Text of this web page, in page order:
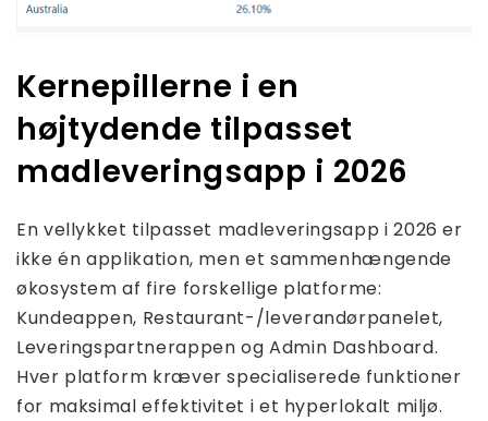
Kernepillerne i en
højtydende tilpasset
madleveringsapp i 2026
En vellykket tilpasset madleveringsapp i 2026 er
ikke én applikation, men et sammenhængende
økosystem af fire forskellige platforme:
Kundeappen, Restaurant-/leverandørpanelet,
Leveringspartnerappen og Admin Dashboard.
Hver platform kræver specialiserede funktioner
for maksimal effektivitet i et hyperlokalt miljø.